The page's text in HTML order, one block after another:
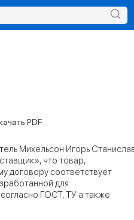
PDF
Михельсон Игорь
что товар,
договору соответствует
для
ГОСТ, ТУ а также